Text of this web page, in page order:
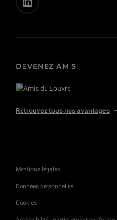
DEVENEZ AMIS
Retrouvez tous nos avantages
Mentions légales
Données personnelles
Cookies